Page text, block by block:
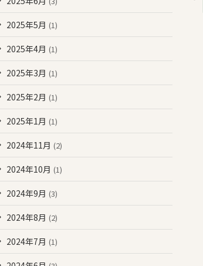
2025年5月 (1)
2025年4月 (1)
2025年3月 (1)
2025年2月 (1)
2025年1月 (1)
2024年11月 (2)
2024年10月 (1)
2024年9月 (3)
2024年8月 (2)
2024年7月 (1)